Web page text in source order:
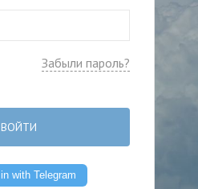
Забыли пароль?
ВОЙТИ